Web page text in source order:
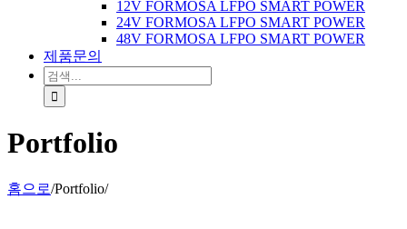
12V FORMOSA LFPO SMART POWER
24V FORMOSA LFPO SMART POWER
48V FORMOSA LFPO SMART POWER
제품문의
검
색:
Portfolio
홈으로/Portfolio/